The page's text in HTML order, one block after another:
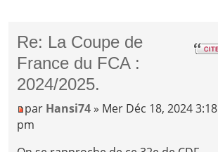
Re: La Coupe de
France du FCA :
2024/2025.
par Hansi74 » Mer Déc 18, 2024 3:18
pm